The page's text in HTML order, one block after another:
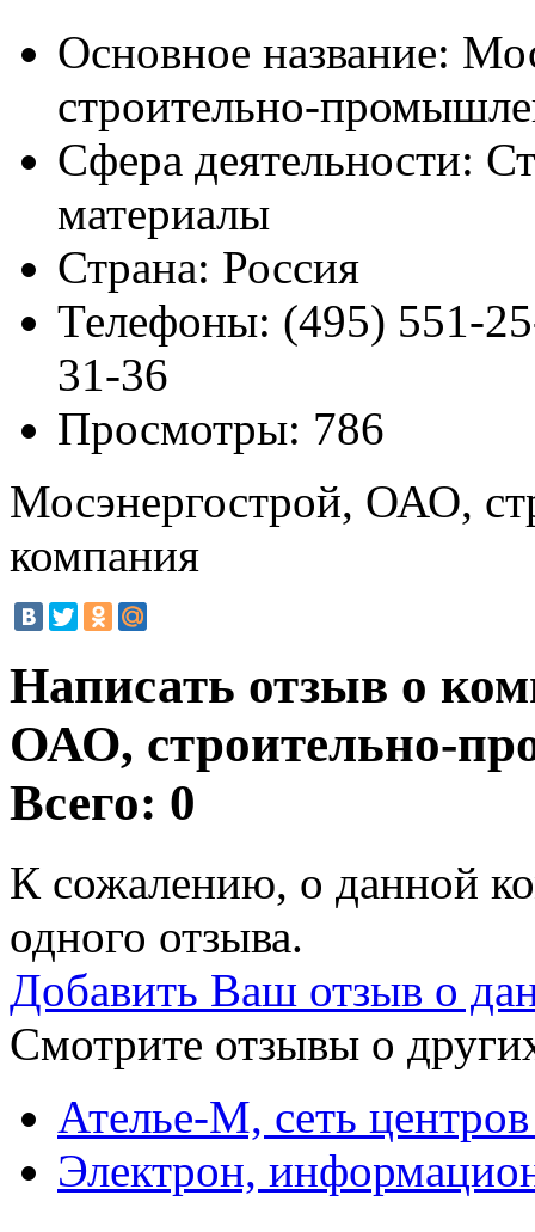
Основное название:
строительно-
Сфера деятельности:
материалы
Страна: Россия
Телефоны: (495) 551-
31-36
Просмотры: 786
Мосэнергострой, ОАО,
компания
Написать отзыв о
ОАО, строительно-
Всего: 0
К сожалению, о данной
одного отзыва.
Добавить Ваш отзыв о
Смотрите отзывы о
Ателье-М, сеть
Электрон,